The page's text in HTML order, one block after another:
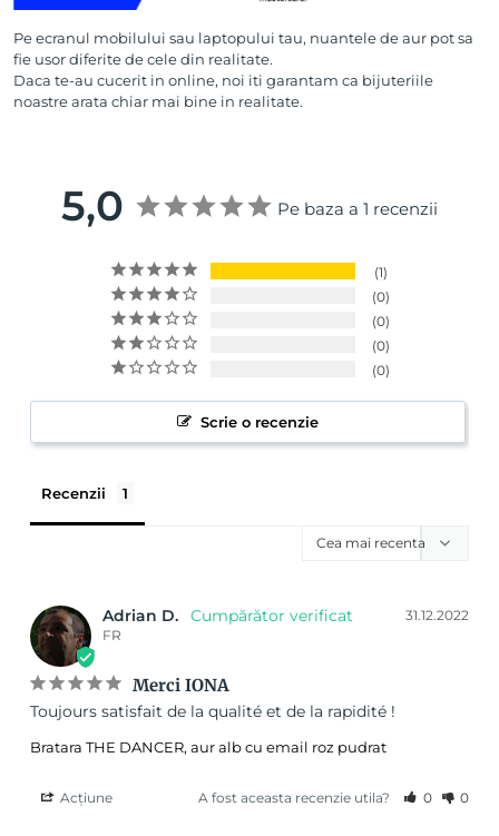
Pe ecranul mobilului sau laptopului tau, nuantele de aur pot sa
fie usor diferite de cele din realitate.
Daca te-au cucerit in online, noi iti garantam ca bijuteriile
noastre arata chiar mai bine in realitate.
5,0 Pe baza a 1 recenzii
1
0
0
0
0
Scrie o recenzie
Recenzii
31.12.2022
Adrian D.
FR
Merci IONA
Toujours satisfait de la qualité et de la rapidité !
Bratara THE DANCER, aur alb cu email roz pudrat
Acțiune A fost aceasta recenzie utila? 0 0